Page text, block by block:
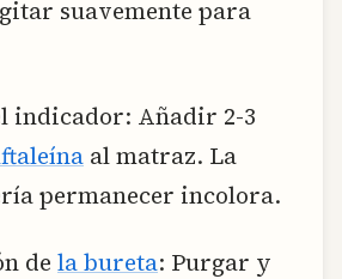
suavemente para
indicador: Añadir 2-3
al matraz. La
permanecer incolora.
de la bureta: Purgar y